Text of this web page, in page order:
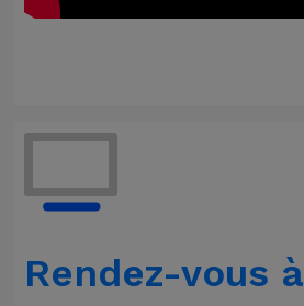
Rendez-vous à